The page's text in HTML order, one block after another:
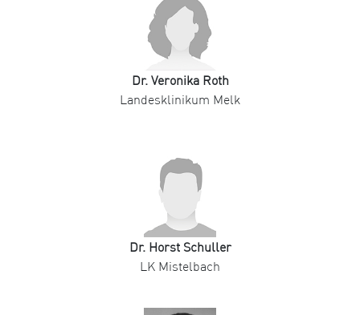
Dr. Veronika Roth
Landesklinikum Melk
Dr. Horst Schuller
LK Mistelbach